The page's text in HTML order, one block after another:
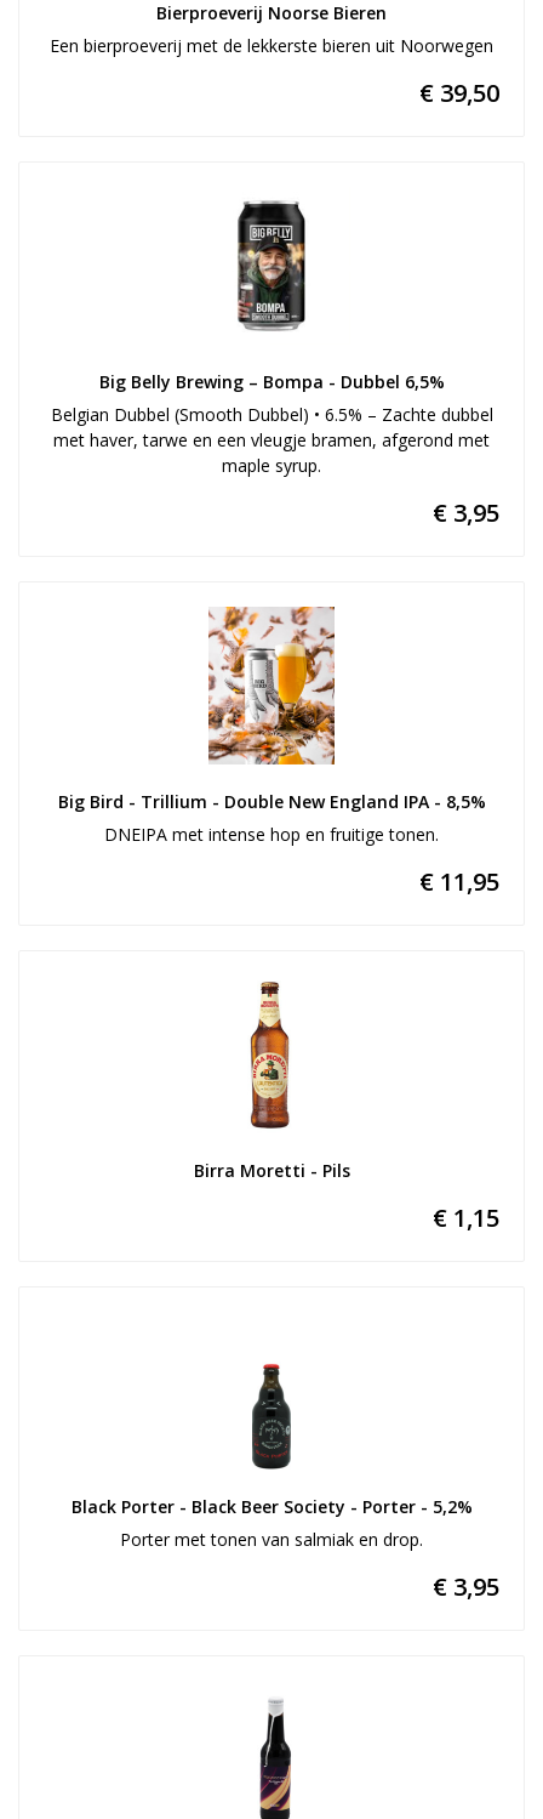
Bierproeverij Noorse Bieren
Een bierproeverij met de lekkerste bieren uit Noorwegen
€ 39,50
Big Belly Brewing – Bompa - Dubbel 6,5%
Belgian Dubbel (Smooth Dubbel) • 6.5% – Zachte dubbel
met haver, tarwe en een vleugje bramen, afgerond met
maple syrup.
€ 3,95
Big Bird - Trillium - Double New England IPA - 8,5%
DNEIPA met intense hop en fruitige tonen.
€ 11,95
Birra Moretti - Pils
€ 1,15
Black Porter - Black Beer Society - Porter - 5,2%
Porter met tonen van salmiak en drop.
€ 3,95